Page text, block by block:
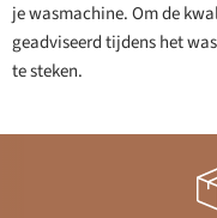
je wasmachine. Om de
geadviseerd tijdens het
te steken.